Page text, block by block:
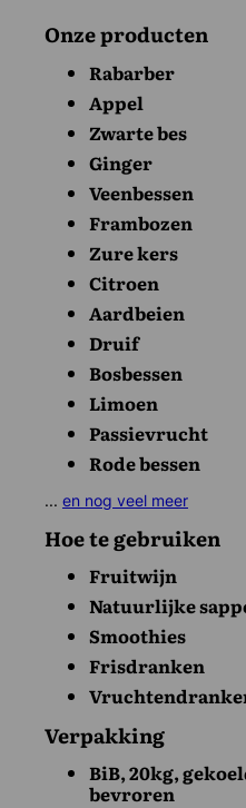
Onze producten
Rabarber
Appel
Zwarte bes
Ginger
Veenbessen
Frambozen
Zure kers
Citroen
Aardbeien
Druif
Bosbessen
Limoen
Passievrucht
Rode bessen
... en nog veel meer
Hoe te gebruiken
Fruitwijn
Natuurlijke
Smoothies
Frisdranken
Verpakking
BiB, 20kg,
bevroren